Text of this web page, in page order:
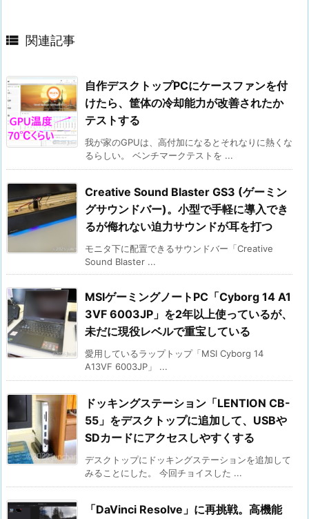
 関連記事
自作デスクトップPCにケースファンを付
けたら、筐体の冷却能力が改善されたか
テストする
我が家のGPUは、高付加になるとそれなりに熱くな
るらしい。 ベンチマークテストを ...
Creative Sound Blaster GS3 (ゲーミン
グサウンドバー)。小型で手軽に導入でき
るが侮れない迫力サウンドが耳を打つ
モニタ下に配置できるサウンドバー「Creative
Sound Blaster ...
MSIゲーミングノートPC「Cyborg 14 A1
3VF 6003JP」を2年以上使っているが、
未だに現役レベルで重宝している
愛用しているラップトップ「MSI Cyborg 14
A13VF 6003JP」 ...
ドッキングステーション「LENTION CB-
55」をデスクトップに追加して、USBや
SDカードにアクセスしやすくする
デスクトップにドッキングステーションを追加して
みることにした。 今回チョイスした ...
「DaVinci Resolve」に再挑戦。高機能